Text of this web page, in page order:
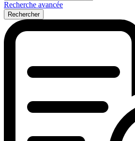
Recherche avancée
Rechercher